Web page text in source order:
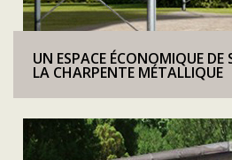
UN ESPACE ÉCONOMIQUE DE
LA CHARPENTE MÉTALLIQUE